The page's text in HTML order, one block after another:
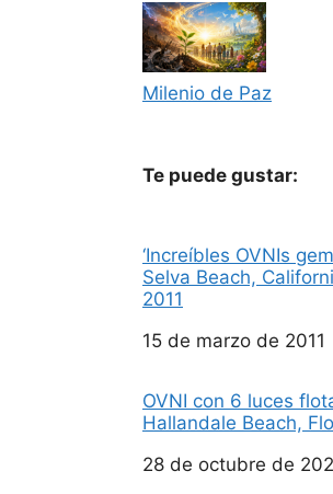
Milenio de Paz
Te puede gustar:
‘Increíbles OVNIs
Selva Beach,
2011
Fecha
15 de marzo de 2011
OVNI con 6 luces
Hallandale Beach,
Fecha
28 de octubre de